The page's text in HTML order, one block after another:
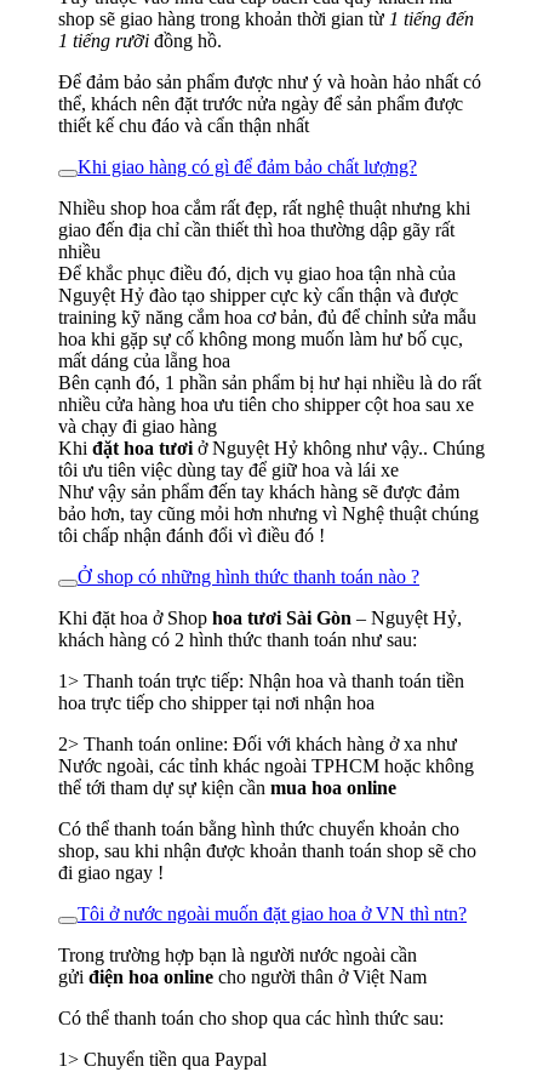
shop sẽ giao hàng trong khoản thời gian từ 1 tiếng đến
1 tiếng rưỡi đồng hồ.
Để đảm bảo sản phẩm được như ý và hoàn hảo nhất có
thể, khách nên đặt trước nửa ngày để sản phẩm được
thiết kế chu đáo và cẩn thận nhất
Khi giao hàng có gì để đảm bảo chất lượng?
Nhiều shop hoa cắm rất đẹp, rất nghệ thuật nhưng khi
giao đến địa chỉ cần thiết thì hoa thường dập gãy rất
nhiều
Để khắc phục điều đó, dịch vụ giao hoa tận nhà của
Nguyệt Hỷ đào tạo shipper cực kỳ cẩn thận và được
training kỹ năng cắm hoa cơ bản, đủ để chỉnh sửa mẫu
hoa khi gặp sự cố không mong muốn làm hư bố cục,
mất dáng của lẵng hoa
Bên cạnh đó, 1 phần sản phẩm bị hư hại nhiều là do rất
nhiều cửa hàng hoa ưu tiên cho shipper cột hoa sau xe
và chạy đi giao hàng
Khi đặt hoa tươi ở Nguyệt Hỷ không như vậy.. Chúng
tôi ưu tiên việc dùng tay để giữ hoa và lái xe
Như vậy sản phẩm đến tay khách hàng sẽ được đảm
bảo hơn, tay cũng mỏi hơn nhưng vì Nghệ thuật chúng
tôi chấp nhận đánh đổi vì điều đó !
Ở shop có những hình thức thanh toán nào ?
Khi đặt hoa ở Shop hoa tươi Sài Gòn – Nguyệt Hỷ,
khách hàng có 2 hình thức thanh toán như sau:
1> Thanh toán trực tiếp: Nhận hoa và thanh toán tiền
hoa trực tiếp cho shipper tại nơi nhận hoa
2> Thanh toán online: Đối với khách hàng ở xa như
Nước ngoài, các tỉnh khác ngoài TPHCM hoặc không
thể tới tham dự sự kiện cần mua hoa online
Có thể thanh toán bằng hình thức chuyển khoản cho
shop, sau khi nhận được khoản thanh toán shop sẽ cho
đi giao ngay !
Tôi ở nước ngoài muốn đặt giao hoa ở VN thì ntn?
Trong trường hợp bạn là người nước ngoài cần
gửi điện hoa online cho người thân ở Việt Nam
Có thể thanh toán cho shop qua các hình thức sau:
1> Chuyển tiền qua Paypal